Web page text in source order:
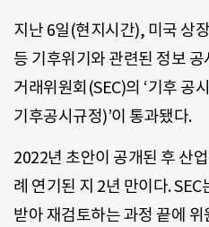
지난 6일(현지시간), 미국 상
등 기후위기와 관련된 정보
거래위원회(SEC)의 ‘기후 공
기후공시규정)’이 통과됐다.
2022년 초안이 공개된 후 산
례 연기된 지 2년 만이다.
받아 재검토하는 과정 끝에